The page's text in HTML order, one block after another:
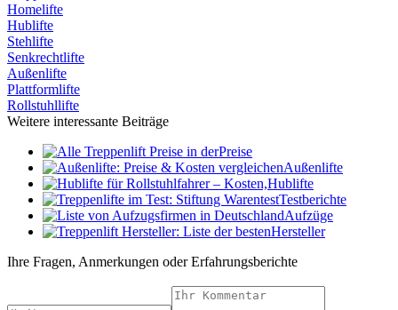
Homelifte
Hublifte
Stehlifte
Senkrechtlifte
Außenlifte
Plattformlifte
Rollstuhllifte
Weitere interessante Beiträge
Preise
Außenlifte
Hublifte
Testberichte
Aufzüge
Hersteller
Ihre Fragen, Anmerkungen oder Erfahrungsberichte